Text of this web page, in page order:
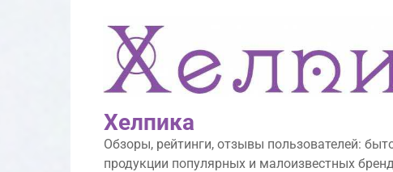
Хелпика
Обзоры, рейтинги, отзывы пользователей:
продукции популярных и малоизвестных